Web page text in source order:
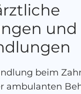
und
beim
ambulanten